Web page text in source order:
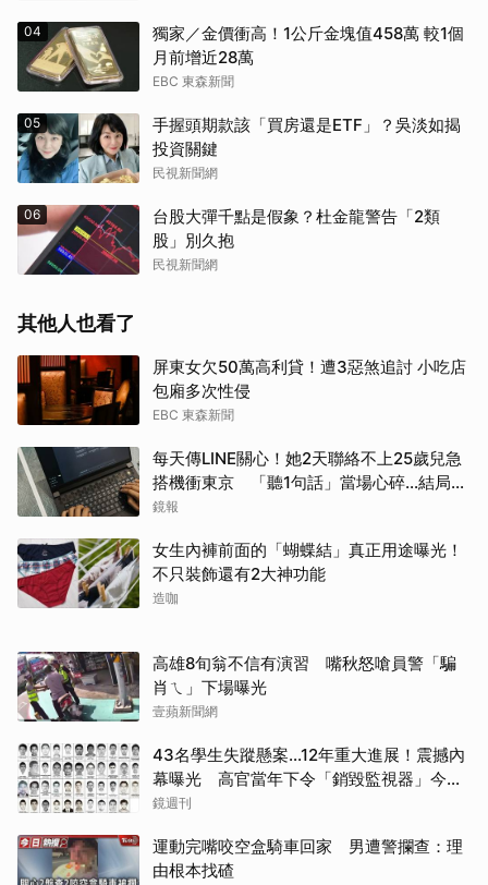
04
獨家／金價衝高！1公斤金塊值458萬 較1個
月前增近28萬
EBC 東森新聞
05
手握頭期款該「買房還是ETF」？吳淡如揭
投資關鍵
民視新聞網
06
台股大彈千點是假象？杜金龍警告「2類
股」別久抱
民視新聞網
其他人也看了
屏東女欠50萬高利貸！遭3惡煞追討 小吃店
包廂多次性侵
EBC 東森新聞
每天傳LINE關心！她2天聯絡不上25歲兒急
搭機衝東京 「聽1句話」當場心碎...結局看
哭網
鏡報
女生內褲前面的「蝴蝶結」真正用途曝光！
不只裝飾還有2大神功能
造咖
高雄8旬翁不信有演習 嘴秋怒嗆員警「騙
肖ㄟ」下場曝光
壹蘋新聞網
43名學生失蹤懸案...12年重大進展！震撼內
幕曝光 高官當年下令「銷毀監視器」今遭
逮
鏡週刊
運動完嘴咬空盒騎車回家 男遭警攔查：理
由根本找碴